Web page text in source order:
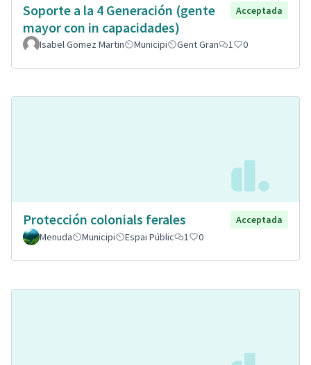
Soporte a la 4 Generación (gente
mayor con in capacidades)
Acceptada
Isabel Gomez Martin Municipi Gent Gran 1 0
Protección colonials ferales
Acceptada
Menuda
Municipi Espai Públic 1 0